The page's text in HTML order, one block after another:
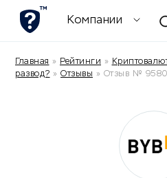
Компании
Главная » Рейтинги »
развод? » Отзывы » Отзыв №